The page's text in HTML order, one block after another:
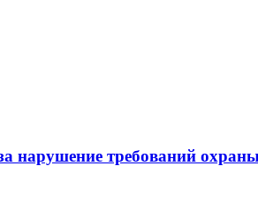
нарушение требований